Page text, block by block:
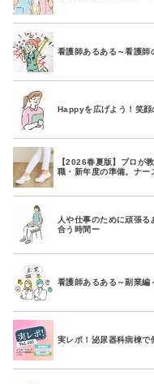
看護師あるある～看護師
Happyを広げよう！笑顔
【2026春夏版】プロが
職・新年度の準備。ナー
人や仕事のために頑張
合う時間ー
看護師あるある～副業編
実レポ！泌尿器科病棟で